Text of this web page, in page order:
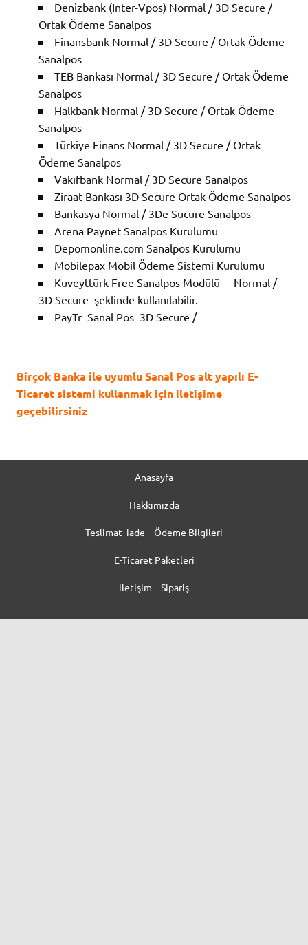
Denizbank (Inter-Vpos) Normal / 3D Secure /
Ortak Ödeme Sanalpos
Finansbank Normal / 3D Secure / Ortak Ödeme
Sanalpos
TEB Bankası Normal / 3D Secure / Ortak Ödeme
Sanalpos
Halkbank Normal / 3D Secure / Ortak Ödeme
Sanalpos
Türkiye Finans Normal / 3D Secure / Ortak
Ödeme Sanalpos
Vakıfbank Normal / 3D Secure Sanalpos
Ziraat Bankası 3D Secure Ortak Ödeme Sanalpos
Bankasya Normal / 3De Sucure Sanalpos
Arena Paynet Sanalpos Kurulumu
Depomonline.com Sanalpos Kurulumu
Mobilepax Mobil Ödeme Sistemi Kurulumu
Kuveyttürk Free Sanalpos Modülü – Normal /
3D Secure şeklinde kullanılabilir.
PayTr Sanal Pos 3D Secure /
Birçok Banka ile uyumlu Sanal Pos alt yapılı E-
Ticaret sistemi kullanmak için iletişime
geçebilirsiniz
Anasayfa
Hakkımızda
Teslimat- iade – Ödeme Bilgileri
E-Ticaret Paketleri
iletişim – Sipariş